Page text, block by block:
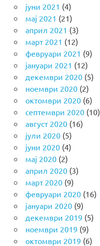
јуни 2021 (4)
мај 2021 (21)
април 2021 (3)
март 2021 (12)
февруари 2021 (9)
јануари 2021 (12)
декември 2020(5)
ноември 2020(2)
октомври 2020(6)
септември 2020(10)
август 2020(16)
јули 2020(5)
јуни 2020(4)
мај 2020(2)
април 2020(3)
март 2020(9)
февруари 2020(16)
јануари 2020(9)
декември 2019 (5)
ноември 2019 (9)
октомври 2019 (6)